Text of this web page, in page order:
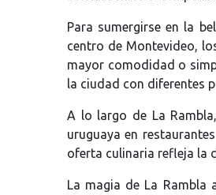
Para sumergirse en la
centro de Montevideo,
mayor comodidad o
la ciudad con diferentes
A lo largo de La
uruguaya en
oferta culinaria refleja la
La magia de La Rambla